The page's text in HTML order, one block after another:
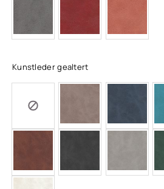
Kunstleder gealtert